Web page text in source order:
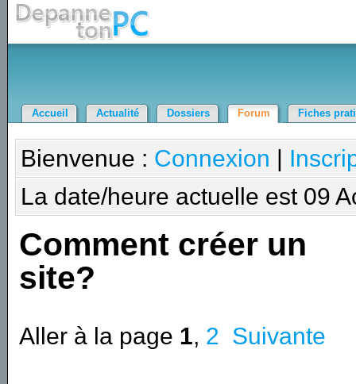
Accueil Actualité Dossiers Forum Fiches
Bienvenue : Connexion |
La date/heure actuelle est 09
Comment créer un
site?
Aller à la page 1, 2 Suivante